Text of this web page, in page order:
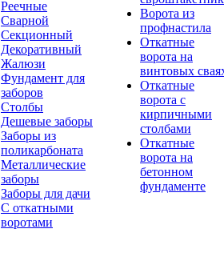
Реечные
Сварной
Секционный
Декоративный
Жалюзи
Фундамент для
заборов
Столбы
Дешевые заборы
Заборы из
поликарбоната
Металлические
заборы
Заборы для дачи
С откатными
воротами
Ворота из
профнастила
Откатные
ворота на
винтовых
Откатные
ворота с
кирпичными
столбами
Откатные
ворота на
бетонном
фундаменте